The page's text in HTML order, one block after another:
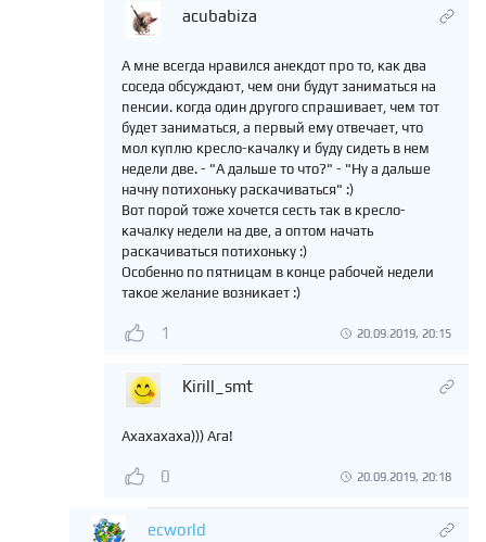
acubabiza
А мне всегда нравился анекдот про то, как два
соседа обсуждают, чем они будут заниматься на
пенсии. когда один другого спрашивает, чем тот
будет заниматься, а первый ему отвечает, что
мол куплю кресло-качалку и буду сидеть в нем
недели две. - "А дальше то что?" - "Ну а дальше
начну потихоньку раскачиваться" :)
Вот порой тоже хочется сесть так в кресло-
качалку недели на две, а оптом начать
раскачиваться потихоньку :)
Особенно по пятницам в конце рабочей недели
такое желание возникает :)
1 20.09.2019, 20:15
Kirill_smt
Ахахахаха))) Ага!
0 20.09.2019, 20:18
ecworld